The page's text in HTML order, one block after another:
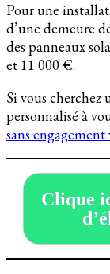
Pour une
d’une demeure
des panneaux
et 11 000 €.
Si vous cherchez
personnalisé à
sans
Clique